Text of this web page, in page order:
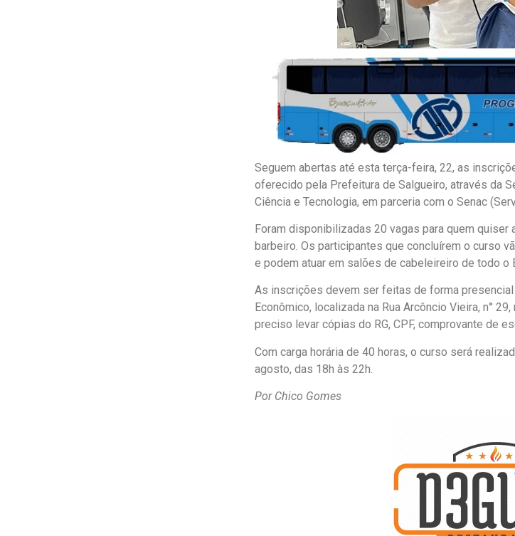
Seguem abertas até esta terça-feira, 22, as
oferecido pela Prefeitura de Salgueiro, através da
Ciência e Tecnologia, em parceria com o Senac
Foram disponibilizadas 20 vagas para quem quiser
barbeiro. Os participantes que concluírem o curso
e podem atuar em salões de cabeleireiro de todo o
As inscrições devem ser feitas de forma
Econômico, localizada na Rua Arcôncio Vieira, n°
preciso levar cópias do RG, CPF, comprovante de
Com carga horária de 40 horas, o curso será
agosto, das 18h às 22h.
Por Chico Gomes